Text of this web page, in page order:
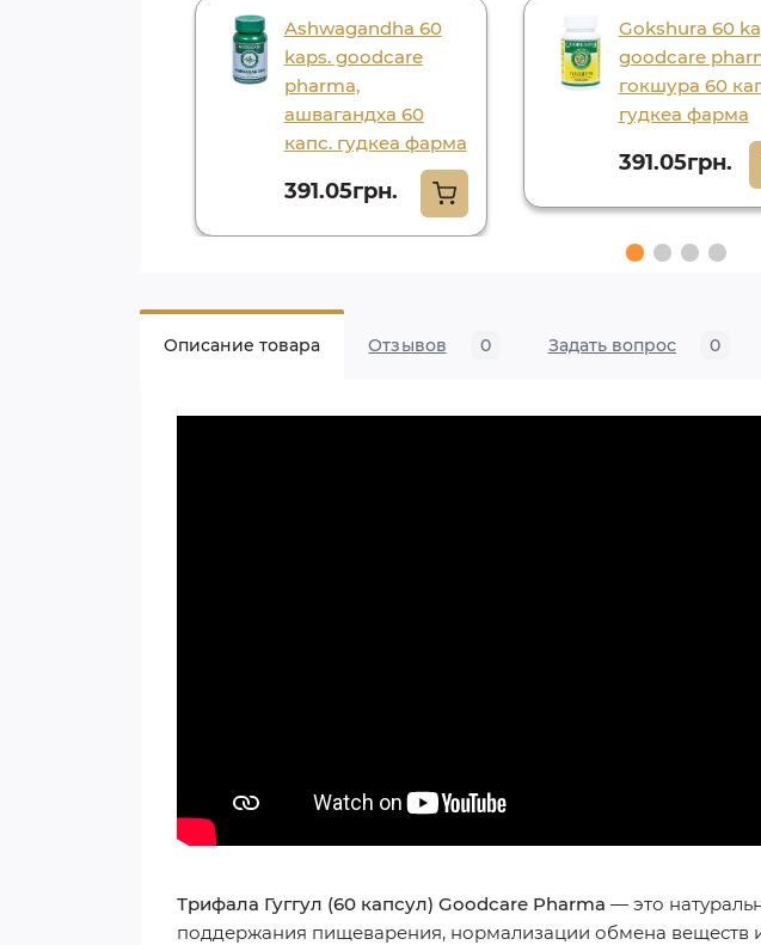
Ashwagandha 60
kaps. goodcare
pharma,
ашвагандха 60
капс. гудкеа фарма
391.05грн.
Gokshura 60
goodcare
гокшура 60
гудкеа фарма
391.05грн.
Описание товара Отзывов 0 Задать вопрос 0
Трифала Гуггул (60 капсул) Goodcare Pharma — это
поддержания пищеварения, нормализации обмена веществ